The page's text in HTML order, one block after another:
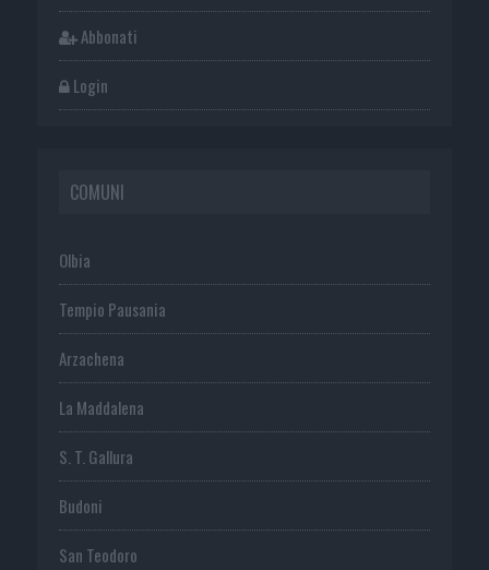
Abbonati
Login
COMUNI
Olbia
Tempio Pausania
Arzachena
La Maddalena
S. T. Gallura
Budoni
San Teodoro